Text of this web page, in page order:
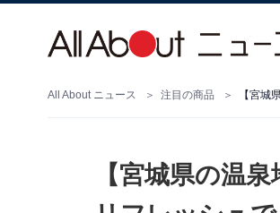
All About ニュース 注目の商品
【宮城県の温